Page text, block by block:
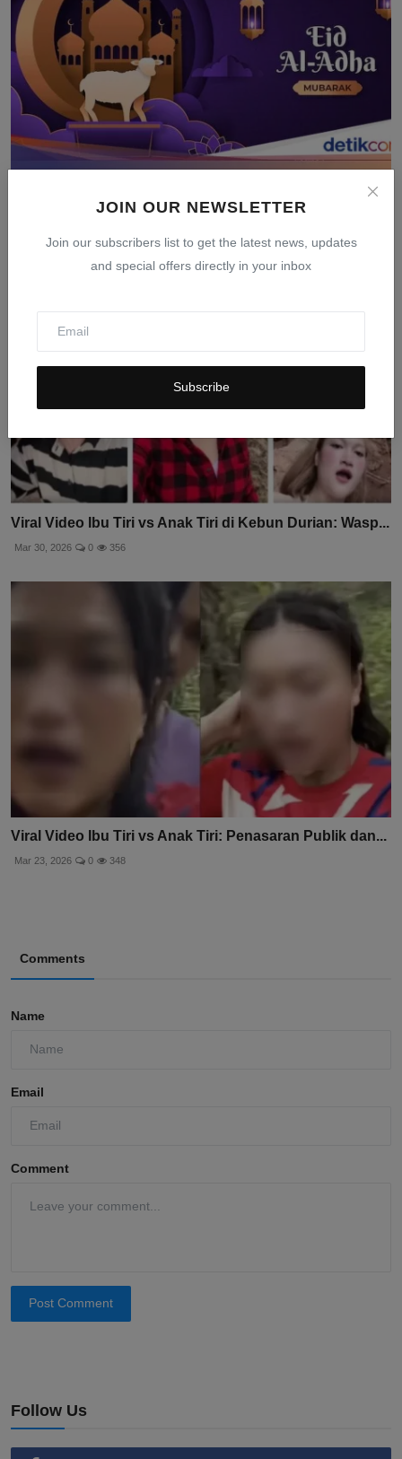
JOIN OUR NEWSLETTER
Join our subscribers list to get the latest news, updates
and special offers directly in your inbox
Subscribe
Tanggal Idul Adha 2026: Jadwal Resmi Pemerintah dan
Viral Video Ibu Tiri vs Anak Tiri di Kebun Durian: Wasp...
Mar 30, 2026 0 356
Viral Video Ibu Tiri vs Anak Tiri: Penasaran Publik dan...
Mar 23, 2026 0 348
Comments
Name
Email
Comment
Post Comment
Follow Us